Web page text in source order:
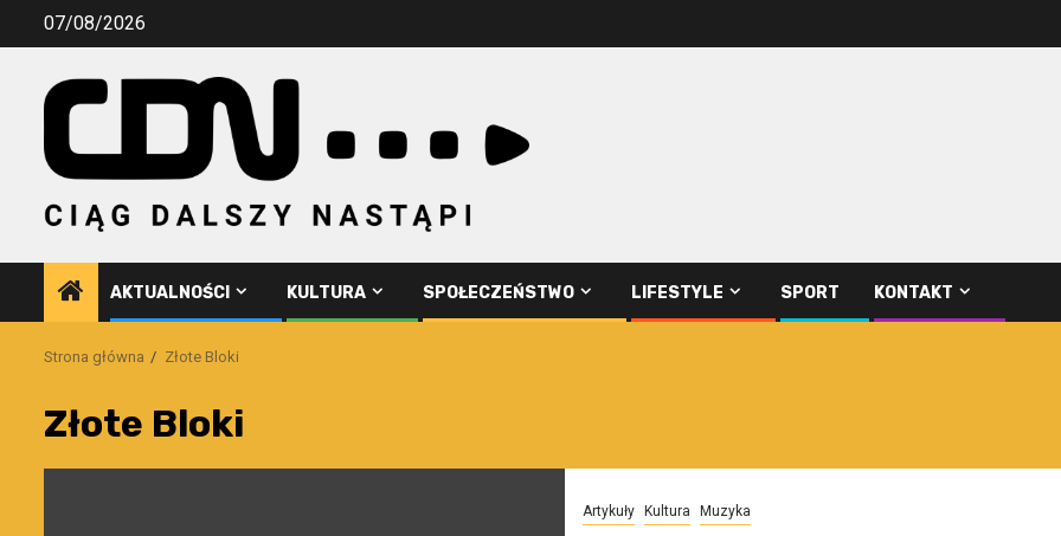
Przejdź07/08/2026
AKTUALNOŚCI KULTURA SPOŁECZEŃSTWO LIFESTYLE SPORT KONTAKT
Strona główna Złote Bloki
Złote Bloki
Artykuły Kultura Muzyka